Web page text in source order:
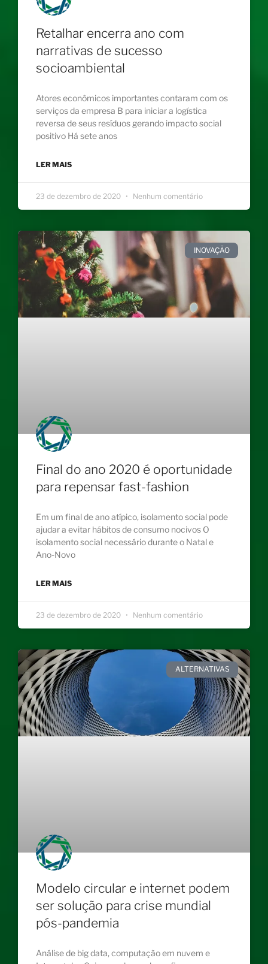
Retalhar encerra ano com
narrativas de sucesso
socioambiental
Atores econômicos importantes contaram com os
serviços da empresa B para iniciar a logística
reversa de seus resíduos gerando impacto social
positivo Há sete anos
LER MAIS
23 de dezembro de 2020 Nenhum comentário
INOVAÇÃO
Final do ano 2020 é oportunidade
para repensar fast-fashion
Em um final de ano atípico, isolamento social pode
ajudar a evitar hábitos de consumo nocivos O
isolamento social necessário durante o Natal e
Ano-Novo
LER MAIS
23 de dezembro de 2020 Nenhum comentário
ALTERNATIVAS
Modelo circular e internet podem
ser solução para crise mundial
pós-pandemia
Análise de big data, computação em nuvem e